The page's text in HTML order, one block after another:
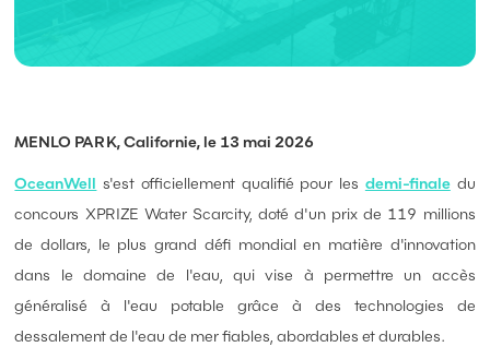
MENLO PARK, Californie, le 13 mai 2026
OceanWell s'est officiellement qualifié pour les demi-finaledu
concours XPRIZE Water Scarcity, doté d'un prix de 119 millions
de dollars, le plus grand défi mondial en matière d'innovation
dans le domaine de l'eau, qui vise à permettre un accès
généralisé à l'eau potable grâce à des technologies de
dessalement de l'eau de mer fiables, abordables et durables.